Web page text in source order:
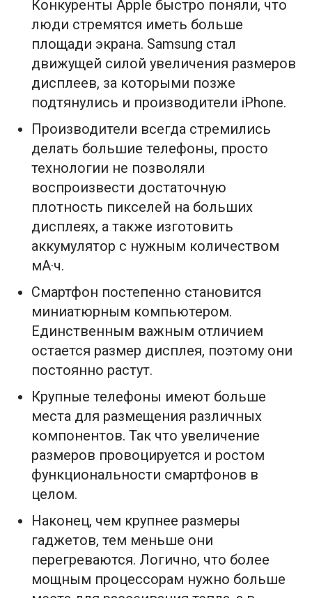
Конкуренты Apple быстро поняли, что
люди стремятся иметь больше
площади экрана. Samsung стал
движущей силой увеличения размеров
дисплеев, за которыми позже
подтянулись и производители iPhone.
Производители всегда стремились
делать большие телефоны, просто
технологии не позволяли
воспроизвести достаточную
плотность пикселей на больших
дисплеях, а также изготовить
аккумулятор с нужным количеством
мА·ч.
Смартфон постепенно становится
миниатюрным компьютером.
Единственным важным отличием
остается размер дисплея, поэтому они
постоянно растут.
Крупные телефоны имеют больше
места для размещения различных
компонентов. Так что увеличение
размеров провоцируется и ростом
функциональности смартфонов в
целом.
Наконец, чем крупнее размеры
гаджетов, тем меньше они
перегреваются. Логично, что более
мощным процессорам нужно больше